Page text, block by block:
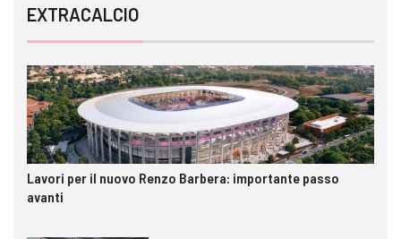
EXTRACALCIO
Lavori per il nuovo Renzo Barbera: importante passo
avanti